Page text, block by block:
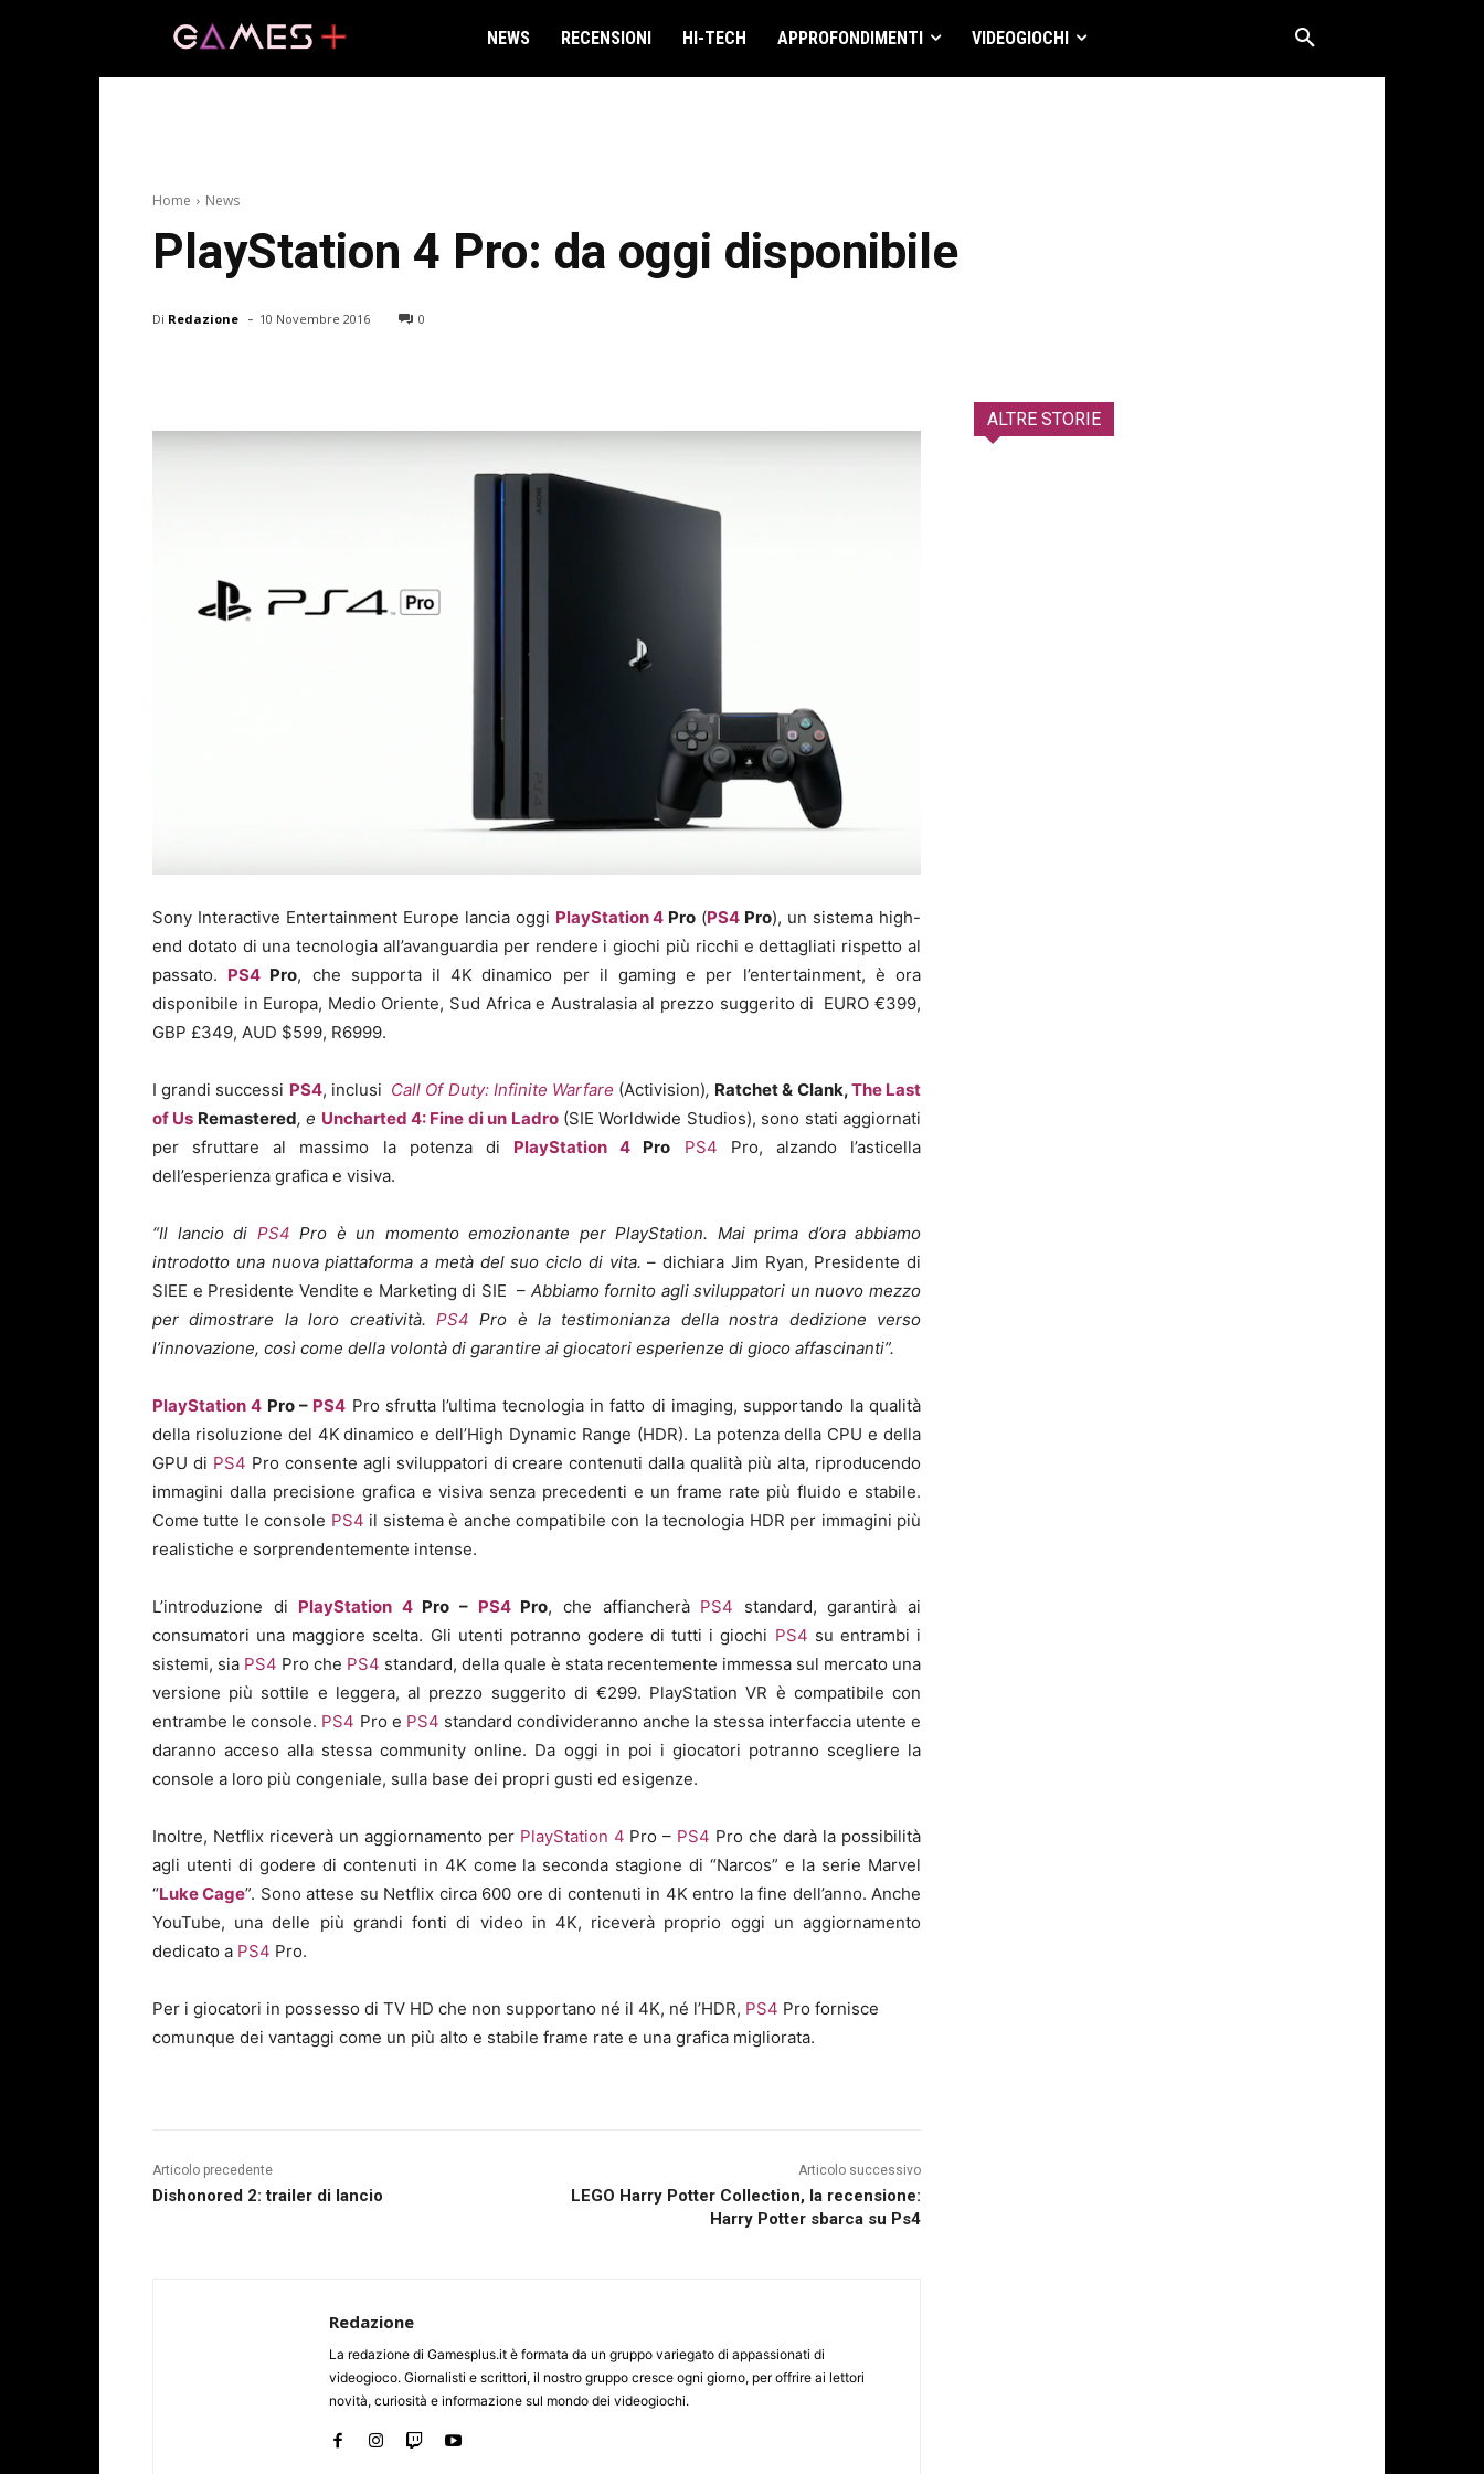
NEWS RECENSIONI HI-TECH APPROFONDIMENTI VIDEOGIOCHI
Home News
PlayStation 4 Pro: da oggi disponibile
Di Redazione - 10 Novembre 2016 0
Sony Interactive Entertainment Europe lancia oggi PlayStation 4 Pro (PS4 Pro), un sistema high-
end dotato di una tecnologia all’avanguardia per rendere i giochi più ricchi e dettagliati rispetto al
passato. PS4 Pro, che supporta il 4K dinamico per il gaming e per l’entertainment, è ora
disponibile in Europa, Medio Oriente, Sud Africa e Australasia al prezzo suggerito di EURO €399,
GBP £349, AUD $599, R6999.
I grandi successi PS4, inclusi Call Of Duty: Infinite Warfare (Activision), Ratchet & Clank,The Last
of Us Remastered, e Uncharted 4: Fine di un Ladro (SIE Worldwide Studios), sono stati aggiornati
per sfruttare al massimo la potenza di PlayStation 4 Pro PS4 Pro, alzando l’asticella
dell’esperienza grafica e visiva.
“Il lancio di PS4 Pro è un momento emozionante per PlayStation. Mai prima d’ora abbiamo
introdotto una nuova piattaforma a metà del suo ciclo di vita.– dichiara Jim Ryan, Presidente di
SIEE e Presidente Vendite e Marketing di SIE – Abbiamo fornito agli sviluppatori un nuovo mezzo
per dimostrare la loro creatività. PS4 Pro è la testimonianza della nostra dedizione verso
l’innovazione, così come della volontà di garantire ai giocatori esperienze di gioco affascinanti”.
PlayStation 4 Pro – PS4 Pro sfrutta l’ultima tecnologia in fatto di imaging, supportando la qualità
della risoluzione del 4K dinamico e dell’High Dynamic Range (HDR). La potenza della CPU e della
GPU di PS4 Pro consente agli sviluppatori di creare contenuti dalla qualità più alta, riproducendo
immagini dalla precisione grafica e visiva senza precedenti e un frame rate più fluido e stabile.
Come tutte le console PS4 il sistema è anche compatibile con la tecnologia HDR per immagini più
realistiche e sorprendentemente intense.
L’introduzione di PlayStation 4Pro – PS4Pro, che affiancherà PS4 standard, garantirà ai
consumatori una maggiore scelta. Gli utenti potranno godere di tutti i giochi PS4 su entrambi i
sistemi, sia PS4 Pro che PS4 standard, della quale è stata recentemente immessa sul mercato una
versione più sottile e leggera, al prezzo suggerito di €299. PlayStation VR è compatibile con
entrambe le console. PS4 Pro e PS4 standard condivideranno anche la stessa interfaccia utente e
daranno acceso alla stessa community online. Da oggi in poi i giocatori potranno scegliere la
console a loro più congeniale, sulla base dei propri gusti ed esigenze.
Inoltre, Netflix riceverà un aggiornamento per PlayStation 4 Pro – PS4 Pro che darà la possibilità
agli utenti di godere di contenuti in 4K come la seconda stagione di “Narcos” e la serie Marvel
“Luke Cage”. Sono attese su Netflix circa 600 ore di contenuti in 4K entro la fine dell’anno. Anche
YouTube, una delle più grandi fonti di video in 4K, riceverà proprio oggi un aggiornamento
dedicato a PS4 Pro.
Per i giocatori in possesso di TV HD che non supportano né il 4K, né l’HDR, PS4 Pro fornisce
comunque dei vantaggi come un più alto e stabile frame rate e una grafica migliorata.
Articolo precedente
Dishonored 2: trailer di lancio
Articolo successivo
LEGO Harry Potter Collection, la recensione:
Harry Potter sbarca su Ps4
Redazione
La redazione di Gamesplus.it è formata da un gruppo variegato di appassionati di
videogioco. Giornalisti e scrittori, il nostro gruppo cresce ogni giorno, per offrire ai lettori
novità, curiosità e informazione sul mondo dei videogiochi.
ALTRE STORIE